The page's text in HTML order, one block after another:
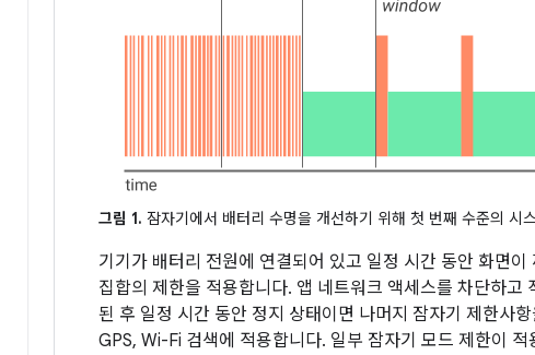
그림 1. 잠자기에서 배터리 수명을 개선하기 위해 첫 번째 수준의 시
기기가 배터리 전원에 연결되어 있고 일정 시간 동안 화면
집합의 제한을 적용합니다. 앱 네트워크 액세스를 차단하
된 후 일정 시간 동안 정지 상태이면 나머지 잠자기 제한사항
GPS, Wi-Fi 검색에 적용합니다. 일부 잠자기 모드 제한이